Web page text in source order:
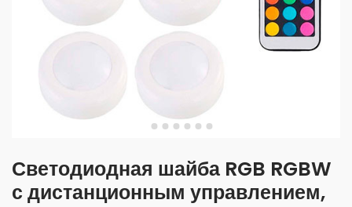
Светодиодная шайба RGB RGBW
с дистанционным управлением,